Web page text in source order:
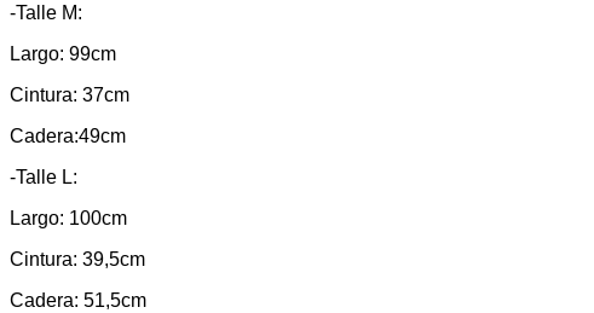
-Talle M:
Largo: 99cm
Cintura: 37cm
Cadera:49cm
-Talle L:
Largo: 100cm
Cintura: 39,5cm
Cadera: 51,5cm